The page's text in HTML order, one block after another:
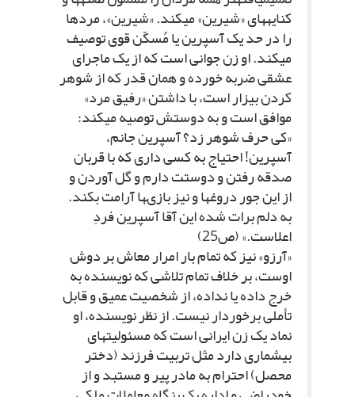
کنایه‏هاى «شیرین» مى‏کند. «شیرین»، مردها
را در حد یک آسپرین یا مُسکّن قوى توصیف
مى‏کند. او زن جوانى است که از یک ماجراى
عشقى ضربه خورده و همان قدر که از شوهر
کردن بیزار است، با داشتن «رفیق مرد»
موافق است و به دوستش توصیه مى‏کند:
«کى حرف شوهر زد؟ آسپرین جانم،
آسپرین! احتیاج به کسى دارى که با قربان
صدقه رفتن و دوستت دارم و گل آوردن و
از این جور دروغ‏ها و نیز بازى‏ها آرامت بکند.
به دلم برات شده این آقا آسپرین فردِ
اعلاست.» (ص‏25)
«آرزو» نیز که تمام بار امرار معاش بر دوش
اوست، بر خلاف تمام تلاشى که نویسنده به
خرج داده یا نداده، از شخصیت عمیق و قابل
تأملى برخوردار نیست. از نظر نویسنده، او
نماد یک زن ایرانى است که مسئولیت‏هاى
بى‏شمارى دارد مثل تربیت فرزند (دختر
محصل) احترام به مادر پیر و مستبد و از